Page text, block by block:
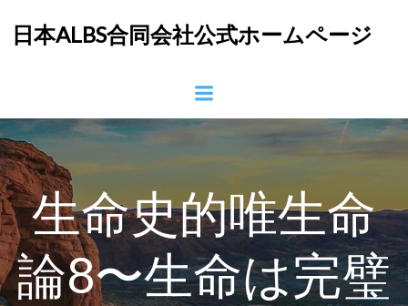
ン
ツ
へ
プ
日本ALBS合同会社公式ホームページ
生命史的唯生命
論8〜生命は完璧